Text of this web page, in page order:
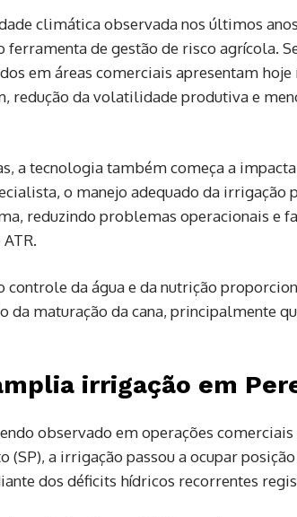
climática observada nos últimos
ferramenta de gestão de risco agrícola.
em áreas comerciais apresentam
redução da volatilidade produtiva e
a tecnologia também começa a
o manejo adequado da
reduzindo problemas operacionais e
controle da água e da nutrição
da maturação da cana, principalmente
irrigação em
observado em operações
(SP), a irrigação passou a ocupar
dos déficits hídricos recorrentes